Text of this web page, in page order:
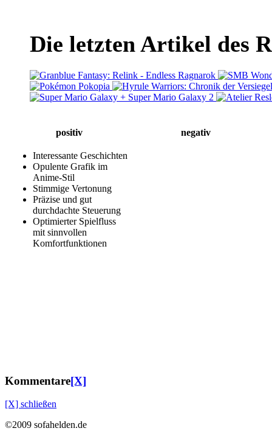
Die letzten Artikel des
positiv negativ
Interessante Geschichten
Opulente Grafik im
Anime-Stil
Stimmige Vertonung
Präzise und gut
durchdachte Steuerung
Optimierter Spielfluss
mit sinnvollen
Komfortfunktionen
Kommentare[X]
[X] schließen
©2009 sofahelden.de